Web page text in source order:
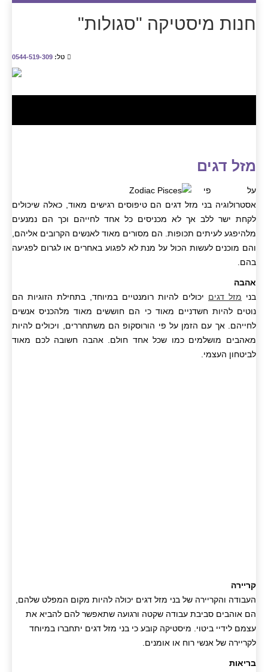
חנות מיסטיקה "סגולות"
טל: 0544-519-309
מזל דגים
על פי
אסטרולוגיה בני מזל דגים הם טיפוסים רגישים מאוד, כאלה שיכולים
לקחת ישר ללב אך לא מכניסים כל אחד לחייהם וכך הם נמנעים
מלהיפגע לעיתים תכופות. הם מסורים מאוד לאנשים הקרובים אליהם,
והם מוכנים לעשות הכול על מנת לא לפגוע באחרים או לגרום לפגיעה
בהם.
אהבה
בני מזל דגים יכולים להיות רומנטיים במיוחד, בתחילת הזוגיות הם
נוטים להיות חשדניים מאוד כי הם חוששים מאוד מלהכניס אנשים
לחייהם. אך עם הזמן על פי הורוסקופ הם משתחררים, ויכולים להיות
מאהבים מושלמים כמו שכל אחד חולם. אהבה חשובה לכם מאוד
לביטחון העצמי.
קריירה
העבודה והקריירה של בני מזל דגים יכולה להיות מקום המפלט שלהם,
הם אוהבים סביבת עבודה שקטה ורגועה שתאפשר להם להביא את
עצמם לידיי ביטוי. מיסטיקה קובע כי בני מזל דגים יתחברו במיוחד
לקריירה של אנשי רוח או אומנים.
בריאות